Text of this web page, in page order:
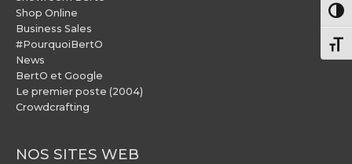
Shop Online
Business Sales
#PourquoiBertO
News
BertO et Google
Le premier poste (2004)
Crowdcrafting
NOS SITES WEB